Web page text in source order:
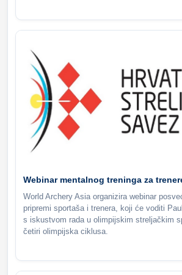
Webinar mentalnog treninga za
World Archery Asia organizira webinar
pripremi sportaša i trenera, koji će voditi
s iskustvom rada u olimpijskim streljačkim
četiri olimpijska ciklusa.